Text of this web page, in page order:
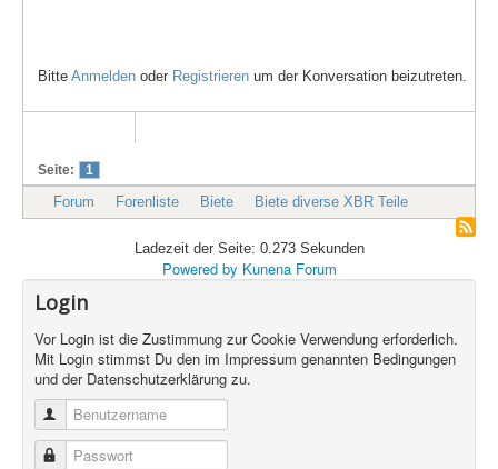
Bitte Anmelden oder Registrieren um der Konversation beizutreten.
Seite: 1
Forum Forenliste Biete Biete diverse XBR Teile
Ladezeit der Seite: 0.273 Sekunden
Powered by Kunena Forum
Login
Vor Login ist die Zustimmung zur Cookie Verwendung erforderlich.
Mit Login stimmst Du den im Impressum genannten Bedingungen
und der Datenschutzerklärung zu.
Benutzername
Passwort